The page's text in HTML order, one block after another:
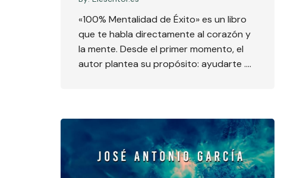
«100% Mentalidad de Éxito» es un libro
que te habla directamente al corazón y
la mente. Desde el primer momento, el
autor plantea su propósito: ayudarte ….